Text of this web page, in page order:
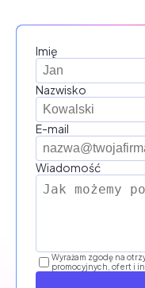
Imię
Nazwisko
E-mail
Wiadomość
Wyrażam zgodę na
promocyjnych, ofert i